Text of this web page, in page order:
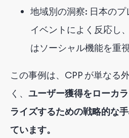
地域別の洞察: 日本の
イベントによく反応し
はソーシャル機能を重
この事例は、CPP が単なる
く、 ユーザー獲得をローカ
ライズするための戦略的な
ています。